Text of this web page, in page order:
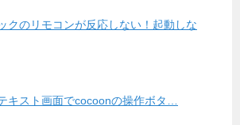
クのリモコンが反応しない！起動しな
キスト画面でcocoonの操作ボタ…